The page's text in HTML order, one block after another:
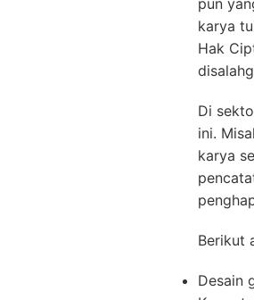
karya
Hak
Di
ini.
karya
Berikut
Desain